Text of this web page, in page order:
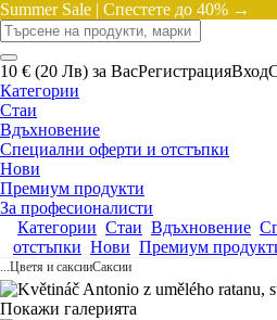
Summer Sale | Спестете до 40% →
10 € (20 Лв) за ВасРегистрацияВход
Категории
Стаи
Вдъхновение
Специални оферти и отстъпки
Нови
Премиум продукти
За професионалисти
Категории Стаи Вдъхновение
отстъпки Нови Премиум
...Цветя и саксииСаксии
Покажи галерията